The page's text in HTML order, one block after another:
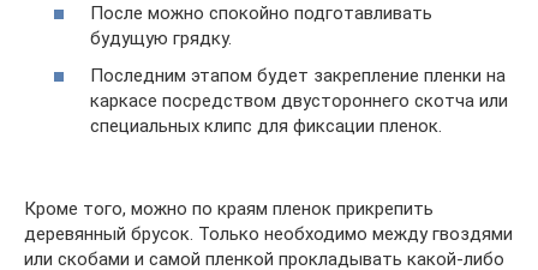
После можно спокойно подготавливать
будущую грядку.
Последним этапом будет закрепление пленки на
каркасе посредством двустороннего скотча или
специальных клипс для фиксации пленок.
Кроме того, можно по краям пленок прикрепить
деревянный брусок. Только необходимо между гвоздями
или скобами и самой пленкой прокладывать какой-либо